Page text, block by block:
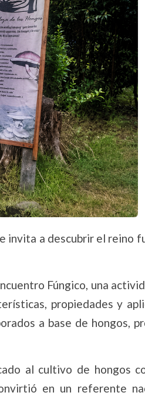
invita a descubrir el reino
Fúngico, una
propiedades y
a base de hongos,
al cultivo de hongos
en un referente